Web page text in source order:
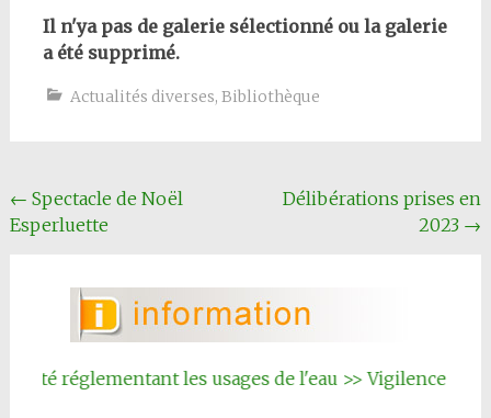
Il n'ya pas de galerie sélectionné ou la galerie
a été supprimé.
Actualités diverses, Bibliothèque
Navigation
Article
← Spectacle de Noël
Esperluette
Délibérations prises en
2023 →
réglementant les usages de l'eau >> Vigilence